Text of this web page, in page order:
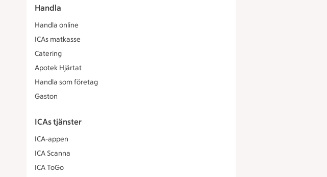
Handla
Handla online
ICAs matkasse
Catering
Apotek Hjärtat
Handla som företag
Gaston
ICAs tjänster
ICA-appen
ICA Scanna
ICA ToGo